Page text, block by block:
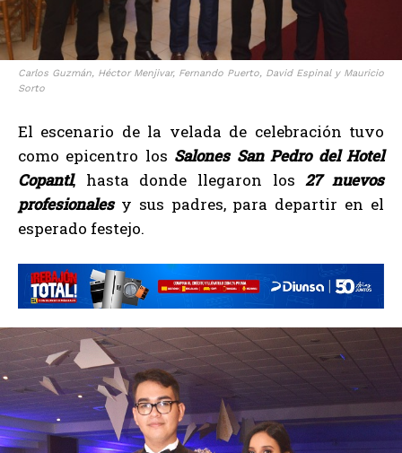
Carlos Guzmán, Héctor Menjivar, Fernando Puerto, David Espinal y Mauricio
Sorto
El escenario de la velada de celebración tuvo
como epicentro los Salones San Pedro del Hotel
Copantl, hasta donde llegaron los27 nuevos
profesionalesy sus padres, para departir en el
esperado festejo.